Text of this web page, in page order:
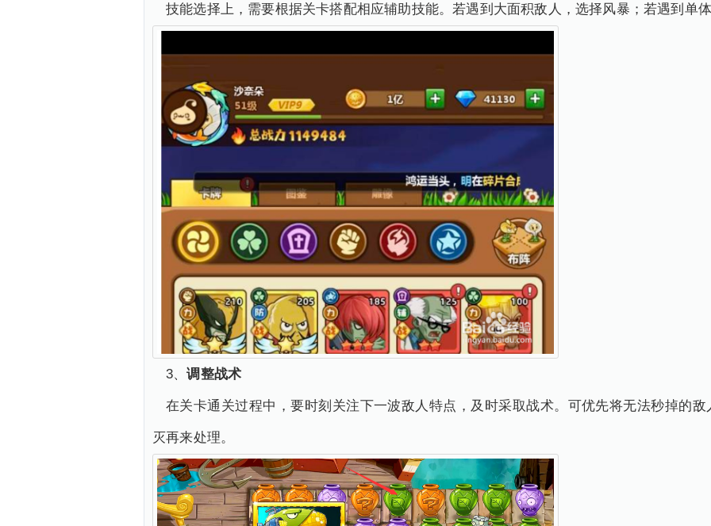
技能选择上，需要根据关卡搭配相应辅助技能。若遇到大面积敌人，选择风暴；若遇到单
3、调整战术
在关卡通关过程中，要时刻关注下一波敌人特点，及时采取战术。可优先将无法秒掉的
灭再来处理。